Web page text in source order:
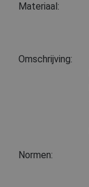
Materiaal:
Omschrijving:
Normen: